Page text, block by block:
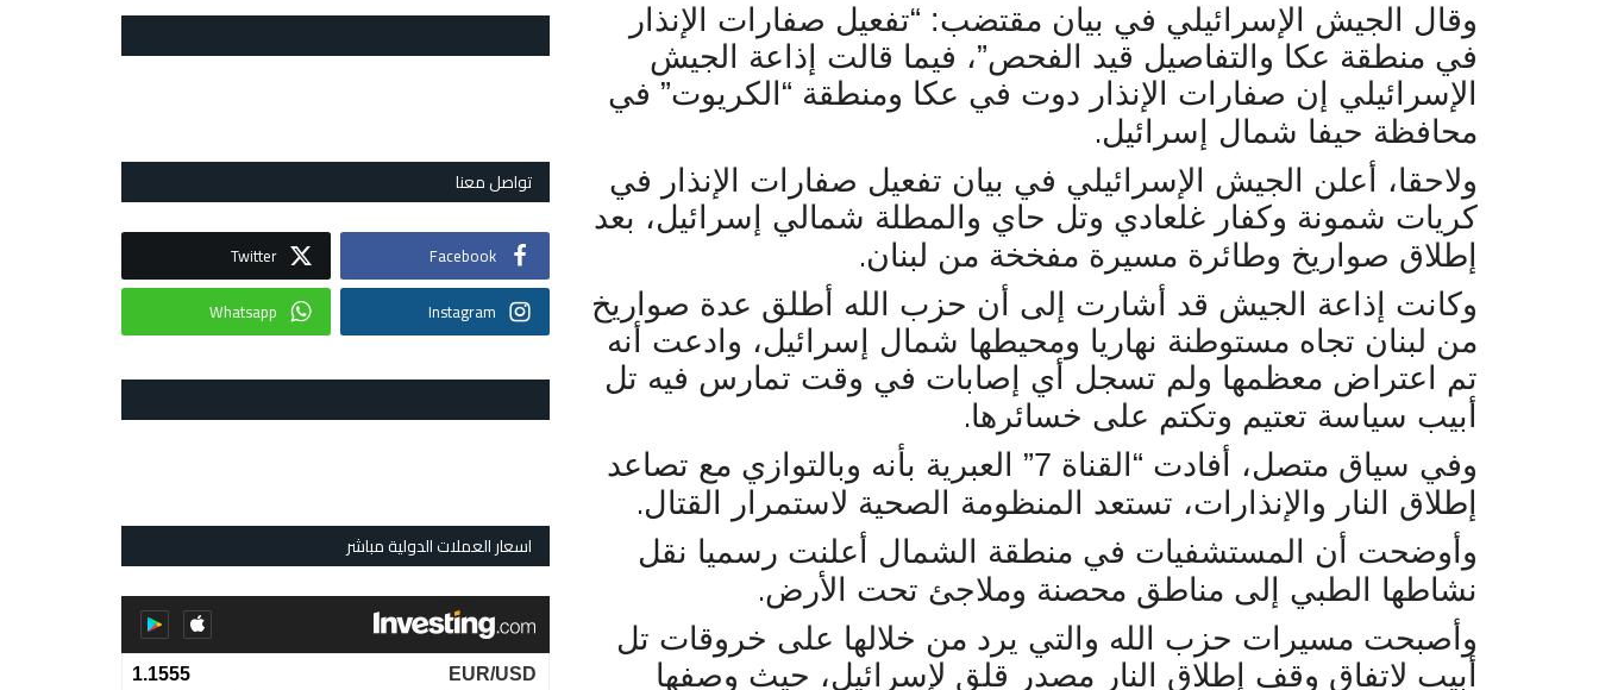
وقال الجيش الإسرائيلي في بيان مقتضب: “تفعيل صفارات الإنذار
في منطقة عكا والتفاصيل قيد الفحص”، فيما قالت إذاعة الجيش
الإسرائيلي إن صفارات الإنذار دوت في عكا ومنطقة “الكريوت” في
محافظة حيفا شمال إسرائيل.
ولاحقا، أعلن الجيش الإسرائيلي في بيان تفعيل صفارات الإنذار في
كريات شمونة وكفار غلعادي وتل حاي والمطلة شمالي إسرائيل، بعد
إطلاق صواريخ وطائرة مسيرة مفخخة من لبنان.
وكانت إذاعة الجيش قد أشارت إلى أن حزب الله أطلق عدة صواريخ
من لبنان تجاه مستوطنة نهاريا ومحيطها شمال إسرائيل، وادعت أنه
تم اعتراض معظمها ولم تسجل أي إصابات في وقت تمارس فيه تل
أبيب سياسة تعتيم وتكتم على خسائرها.
وفي سياق متصل، أفادت “القناة 7” العبرية بأنه وبالتوازي مع تصاعد
إطلاق النار والإنذارات، تستعد المنظومة الصحية لاستمرار القتال.
وأوضحت أن المستشفيات في منطقة الشمال أعلنت رسميا نقل
نشاطها الطبي إلى مناطق محصنة وملاجئ تحت الأرض.
وأصبحت مسيرات حزب الله والتي يرد من خلالها على خروقات تل
أبيب لاتفاق وقف إطلاق النار مصدر قلق لإسرائيل، حيث وصفها
تواصل معنا
Facebook
Twitter
Instagram
Whatsapp
اسعار العملات الدولية مباشر